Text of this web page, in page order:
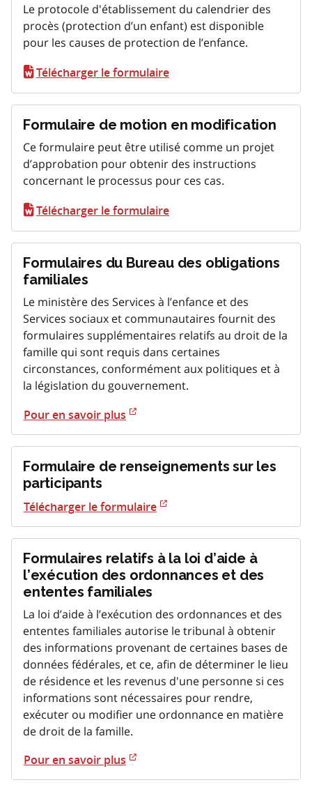
Le protocole d'établissement du calendrier des
procès (protection d’un enfant) est disponible
pour les causes de protection de l’enfance.
Télécharger le formulaire
Formulaire de motion en modification
Ce formulaire peut être utilisé comme un projet
d’approbation pour obtenir des instructions
concernant le processus pour ces cas.
Télécharger le formulaire
Formulaires du Bureau des obligations
familiales
Le ministère des Services à l’enfance et des
Services sociaux et communautaires fournit des
formulaires supplémentaires relatifs au droit de la
famille qui sont requis dans certaines
circonstances, conformément aux politiques et à
la législation du gouvernement.
Pour en savoir plus
Formulaire de renseignements sur les
participants
Télécharger le formulaire
Formulaires relatifs à la loi d’aide à
l’exécution des ordonnances et des
ententes familiales
La loi d’aide à l’exécution des ordonnances et des
ententes familiales autorise le tribunal à obtenir
des informations provenant de certaines bases de
données fédérales, et ce, afin de déterminer le lieu
de résidence et les revenus d'une personne si ces
informations sont nécessaires pour rendre,
exécuter ou modifier une ordonnance en matière
de droit de la famille.
Pour en savoir plus